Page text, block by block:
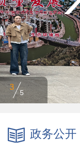
3
5
政务公开